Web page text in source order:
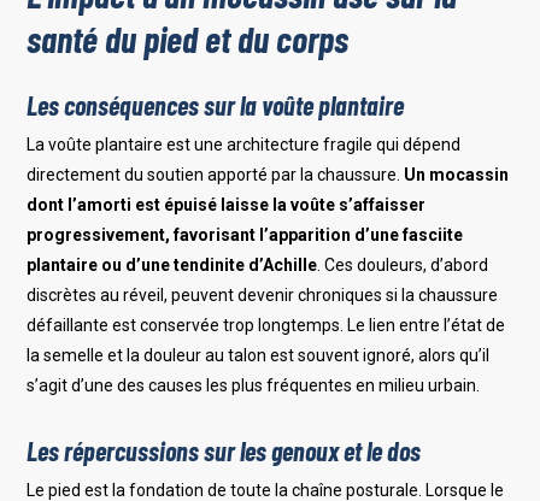
santé du pied et du corps
Les conséquences sur la voûte plantaire
La voûte plantaire est une architecture fragile qui dépend
directement du soutien apporté par la chaussure. Un mocassin
dont l’amorti est épuisé laisse la voûte s’affaisser
progressivement, favorisant l’apparition d’une fasciite
plantaire ou d’une tendinite d’Achille . Ces douleurs, d’abord
discrètes au réveil, peuvent devenir chroniques si la chaussure
défaillante est conservée trop longtemps. Le lien entre l’état de
la semelle et la douleur au talon est souvent ignoré, alors qu’il
s’agit d’une des causes les plus fréquentes en milieu urbain.
Les répercussions sur les genoux et le dos
Le pied est la fondation de toute la chaîne posturale. Lorsque le